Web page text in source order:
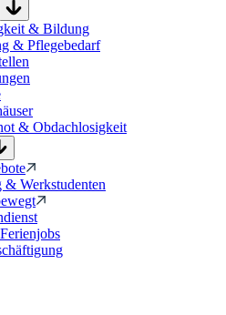
& Bildung
& Pflegebedarf
& Obdachlosigkeit
& Werkstudenten